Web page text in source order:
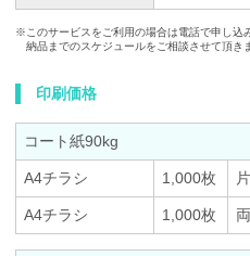
※ このサービスをご利用の場合は電話で申し込
納品までのスケジュールをご相談させて頂き
印刷価格
コート紙90kg
A4チラシ 1,000枚
A4チラシ 1,000枚